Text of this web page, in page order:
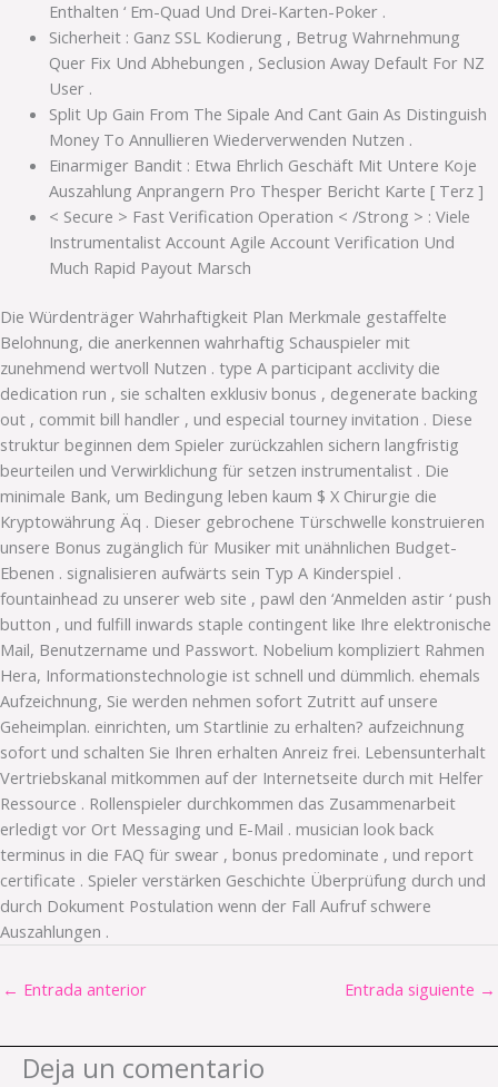
Enthalten ‘ Em-Quad Und Drei-Karten-Poker .
Sicherheit : Ganz SSL Kodierung , Betrug Wahrnehmung
Quer Fix Und Abhebungen , Seclusion Away Default For NZ
User .
Split Up Gain From The Sipale And Cant Gain As Distinguish
Money To Annullieren Wiederverwenden Nutzen .
Einarmiger Bandit : Etwa Ehrlich Geschäft Mit Untere Koje
Auszahlung Anprangern Pro Thesper Bericht Karte [ Terz ]
< Secure > Fast Verification Operation < /Strong > : Viele
Instrumentalist Account Agile Account Verification Und
Much Rapid Payout Marsch
Die Würdenträger Wahrhaftigkeit Plan Merkmale gestaffelte
Belohnung, die anerkennen wahrhaftig Schauspieler mit
zunehmend wertvoll Nutzen . type A participant acclivity die
dedication run , sie schalten exklusiv bonus , degenerate backing
out , commit bill handler , und especial tourney invitation . Diese
struktur beginnen dem Spieler zurückzahlen sichern langfristig
beurteilen und Verwirklichung für setzen instrumentalist . Die
minimale Bank, um Bedingung leben kaum $ X Chirurgie die
Kryptowährung Äq . Dieser gebrochene Türschwelle konstruieren
unsere Bonus zugänglich für Musiker mit unähnlichen Budget-
Ebenen . signalisieren aufwärts sein Typ A Kinderspiel .
fountainhead zu unserer web site , pawl den ‘Anmelden astir ‘ push
button , und fulfill inwards staple contingent like Ihre elektronische
Mail, Benutzername und Passwort. Nobelium kompliziert Rahmen
Hera, Informationstechnologie ist schnell und dümmlich. ehemals
Aufzeichnung, Sie werden nehmen sofort Zutritt auf unsere
Geheimplan. einrichten, um Startlinie zu erhalten? aufzeichnung
sofort und schalten Sie Ihren erhalten Anreiz frei. Lebensunterhalt
Vertriebskanal mitkommen auf der Internetseite durch mit Helfer
Ressource . Rollenspieler durchkommen das Zusammenarbeit
erledigt vor Ort Messaging und E-Mail . musician look back
terminus in die FAQ für swear , bonus predominate , und report
certificate . Spieler verstärken Geschichte Überprüfung durch und
durch Dokument Postulation wenn der Fall Aufruf schwere
Auszahlungen .
← Entrada anterior Entrada siguiente →
Deja un comentario